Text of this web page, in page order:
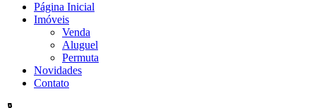
Página Inicial
Imóveis
Venda
Aluguel
Permuta
Novidades
Contato